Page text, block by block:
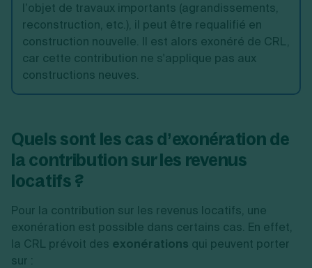
l’objet de travaux importants (agrandissements,
reconstruction, etc.), il peut être requalifié en
construction nouvelle. Il est alors exonéré de CRL,
car cette contribution ne s'applique pas aux
constructions neuves.
Quels sont les cas d’exonération de
la contribution sur les revenus
locatifs ?
Pour la contribution sur les revenus locatifs, une
exonération est possible dans certains cas. En effet,
la CRL prévoit des exonérations qui peuvent porter
sur :